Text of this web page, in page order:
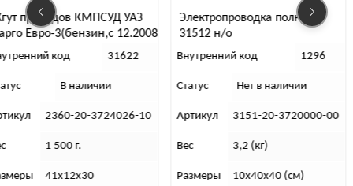
УАЗ
12.2008
31622
3724026-10
Электропроводка полная
31512 н/о
Внутренний код 1296
Статус Нет в наличии
Артикул 3151-20-3720000-00
3,2 (кг)
10х40х40 (см)
Жгут
ГБО
Внутренний
Статус
Артикул
Размеры